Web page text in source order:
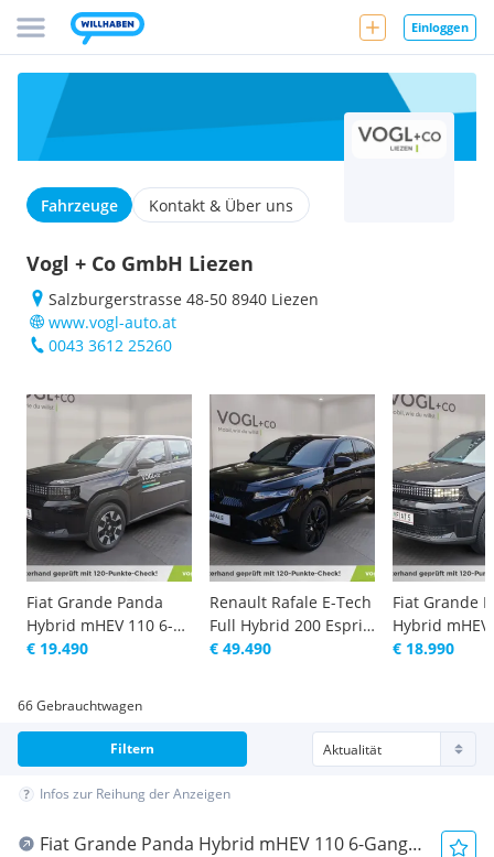
Einloggen
Fahrzeuge Kontakt & Über uns
Vogl + Co GmbH Liezen
Salzburgerstrasse 48-50 8940 Liezen
www.vogl-auto.at
0043 3612 25260
Fiat Grande Panda
Hybrid mHEV 110 6-
Gang eDCT Icon
€ 19.490
Renault Rafale E-Tech
Full Hybrid 200 Esprit
Alpine Aut.
€ 49.490
Fiat Grande
Hybrid
Gang eDCT
€ 18.990
66 Gebrauchtwagen
Filtern
Infos zur Reihung der Anzeigen
Fiat Grande Panda Hybrid mHEV 110 6-Gang